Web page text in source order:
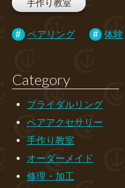
手作り教室
ペアリング 体験
Category
ブライダルリング
ペアアクセサリー
手作り教室
オーダーメイド
修理・加工